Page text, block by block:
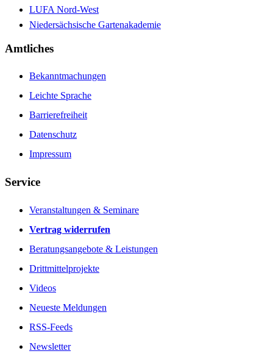
LUFA Nord-West
Niedersächsische Gartenakademie
Amtliches
Bekanntmachungen
Leichte Sprache
Barrierefreiheit
Datenschutz
Impressum
Service
Veranstaltungen & Seminare
Vertrag widerrufen
Beratungsangebote & Leistungen
Drittmittelprojekte
Videos
Neueste Meldungen
RSS-Feeds
Newsletter